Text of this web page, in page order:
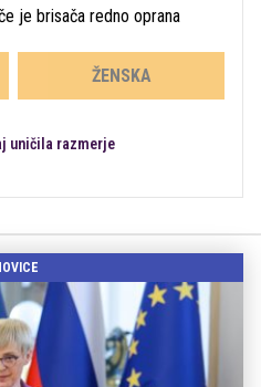
je brisača redno oprana
ŽENSKA
uničila razmerje